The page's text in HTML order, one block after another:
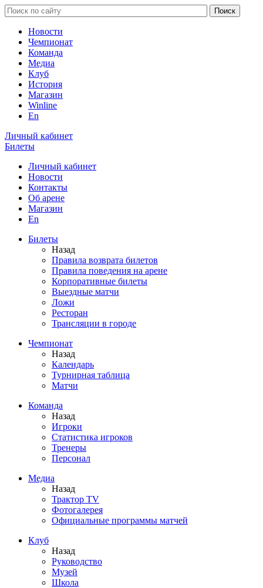
Новости
Чемпионат
Команда
Медиа
Клуб
История
Магазин
Winline
En
Личный кабинет
Билеты
Личный кабинет
Новости
Контакты
Об арене
Магазин
En
Билеты
Назад
Правила возврата билетов
Правила поведения на арене
Корпоративные билеты
Выездные матчи
Ложи
Ресторан
Трансляции в городе
Чемпионат
Назад
Календарь
Турнирная таблица
Матчи
Команда
Назад
Игроки
Статистика игроков
Тренеры
Персонал
Медиа
Назад
Трактор TV
Фотогалерея
Официальные программы матчей
Клуб
Назад
Руководство
Музей
Школа